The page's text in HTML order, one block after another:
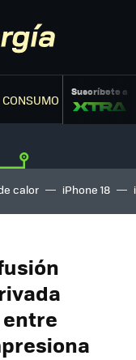
CONSUMO ENERGÉTICO
Suscríbete a
calor iPhone 18